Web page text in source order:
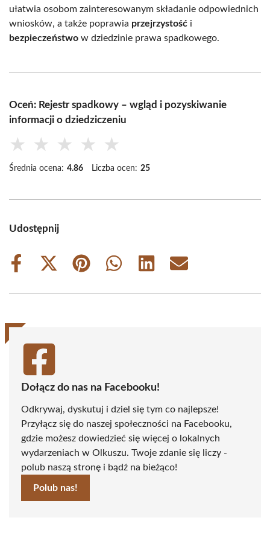
ułatwia osobom zainteresowanym składanie odpowiednich
wniosków, a także poprawia przejrzystość i
bezpieczeństwo w dziedzinie prawa spadkowego.
Oceń: Rejestr spadkowy – wgląd i pozyskiwanie
informacji o dziedziczeniu
★ ★ ★ ★ ★
Średnia ocena: 4.86 Liczba ocen: 25
Udostępnij
Share
Share
(Twitter)
Share
Share
Share
Share
Dołącz do nas na Facebooku!
Odkrywaj, dyskutuj i dziel się tym co najlepsze!
Przyłącz się do naszej społeczności na Facebooku,
gdzie możesz dowiedzieć się więcej o lokalnych
wydarzeniach w Olkuszu. Twoje zdanie się liczy -
polub naszą stronę i bądź na bieżąco!
Polub nas!